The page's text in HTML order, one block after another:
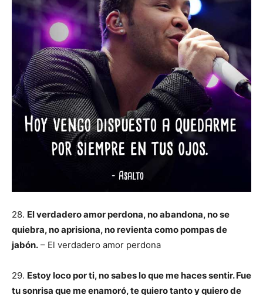
28. El verdadero amor perdona, no abandona, no se
quiebra, no aprisiona, no revienta como pompas de
jabón. – El verdadero amor perdona
29. Estoy loco por ti, no sabes lo que me haces sentir. Fue
tu sonrisa que me enamoró, te quiero tanto y quiero de